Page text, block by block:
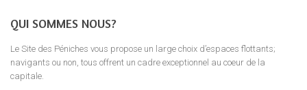
QUI SOMMES NOUS?
Le Site des Péniches vous propose un large choix d’espaces flottants;
navigants ou non, tous offrent un cadre exceptionnel au coeur de la
capitale.